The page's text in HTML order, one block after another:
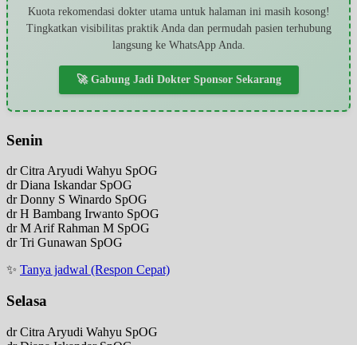
Kuota rekomendasi dokter utama untuk halaman ini masih kosong!
Tingkatkan visibilitas praktik Anda dan permudah pasien terhubung
langsung ke WhatsApp Anda.
🚀 Gabung Jadi Dokter Sponsor Sekarang
Senin
dr Citra Aryudi Wahyu SpOG
dr Diana Iskandar SpOG
dr Donny S Winardo SpOG
dr H Bambang Irwanto SpOG
dr M Arif Rahman M SpOG
dr Tri Gunawan SpOG
✨ Tanya jadwal (Respon Cepat)
Selasa
dr Citra Aryudi Wahyu SpOG